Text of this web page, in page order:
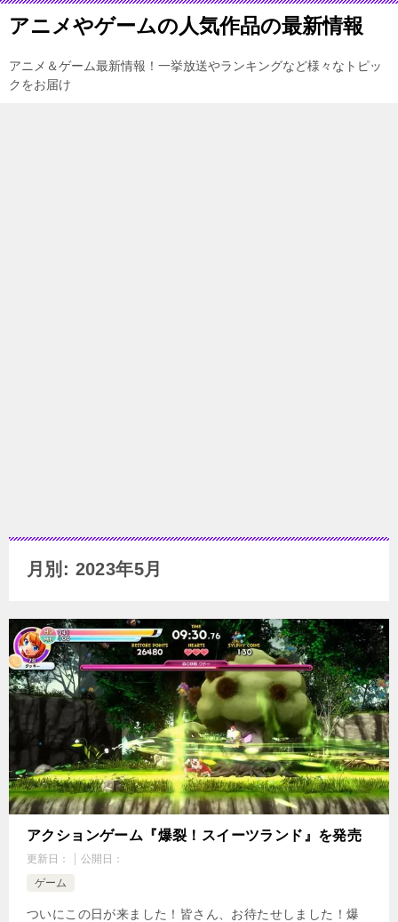
アニメやゲームの人気作品の最新情報
アニメ＆ゲーム最新情報！一挙放送やランキングなど様々なトピッ
クをお届け
月別: 2023年5月
アクションゲーム『爆裂！スイーツランド』を発売
更新日：
公開日：
ゲーム
ついにこの日が来ました！皆さん、お待たせしました！爆